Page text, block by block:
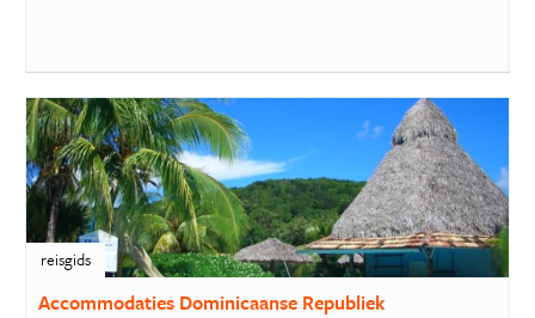
reisgids
Accommodaties Dominicaanse Republiek